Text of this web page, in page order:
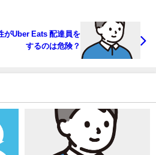
がUber Eats 配達員を
するのは危険？